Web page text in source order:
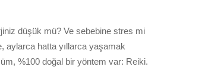
düşük mü? Ve sebebine stres mi
aylarca hatta yıllarca yaşamak
%100 doğal bir yöntem var: Reiki.